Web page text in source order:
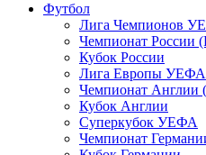
Футбол
Лига Чемпионов
Чемпионат России
Кубок России
Лига Европы УЕФА
Чемпионат
Кубок Англии
Суперкубок УЕФА
Чемпионат